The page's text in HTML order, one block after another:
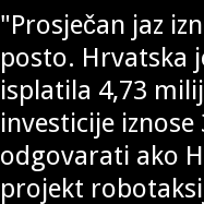
"Prosječan jaz
posto. Hrvatska
isplatila 4,73
investicije
odgovarati ako
projekt